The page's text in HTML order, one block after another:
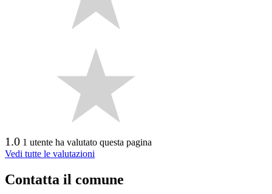
1.0 1 utente ha valutato questa pagina
Vedi tutte le valutazioni
Contatta il comune